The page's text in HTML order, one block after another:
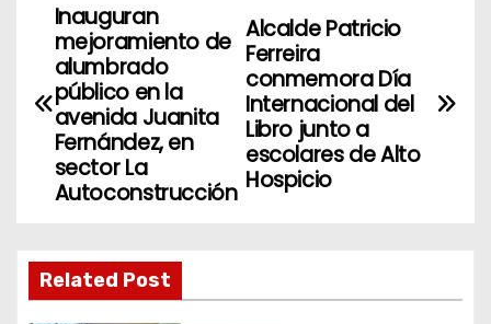
N
v
a
c
Alcalde Patricio
Ferreira
conmemora Día
Internacional del
Libro junto a
escolares de Alto
Hospicio
Inauguran
mejoramiento de
alumbrado
público en la
avenida Juanita
Fernández, en
sector La
Autoconstrucción
Related Post